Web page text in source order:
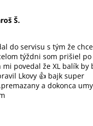
Š.
do servisu s tým že
týždni som prišiel
mi povedal že XL balík by
Lkovy 👍 bajk super
a dokonca